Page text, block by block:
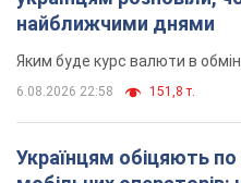
Найдорожчий
забив "Карабаху" вже на
6.08.2026 20:48